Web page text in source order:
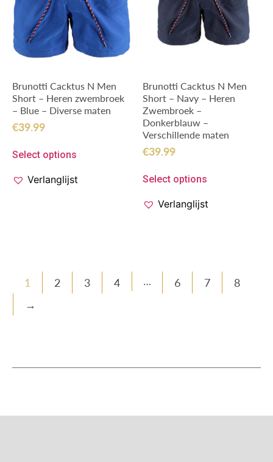
Brunotti Cacktus N Men
Short – Heren zwembroek
– Blue – Diverse maten
€39.99
Select options
Verlanglijst
Brunotti Cacktus N Men
Short – Navy – Heren
Zwembroek –
Donkerblauw –
Verschillende maten
€39.99
Select options
Verlanglijst
1 2 3 4 … 6 7
8
→